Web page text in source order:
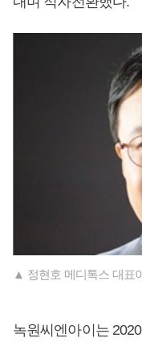
▲ 정현호 메디톡스 대표
녹원씨엔아이는